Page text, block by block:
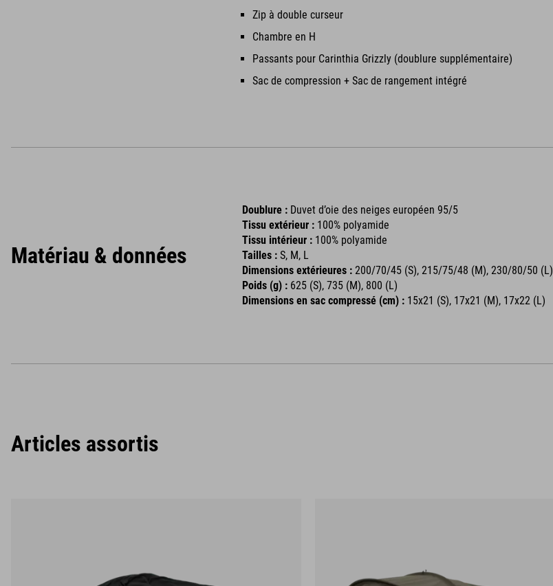
Zip à double curseur
Chambre en H
Passants pour Carinthia Grizzly (doublure supplémentaire)
Sac de compression + Sac de rangement intégré
Matériau & données
Doublure : Duvet d’oie des neiges européen 95/5
Tissu extérieur : 100% polyamide
Tissu intérieur : 100% polyamide
Tailles : S, M, L
Dimensions extérieures : 200/70/45 (S), 215/75/48 (M), 230/80/50 (L)
Poids (g) : 625 (S), 735 (M), 800 (L)
Dimensions en sac compressé (cm) : 15x21 (S), 17x21 (M), 17x22 (L)
Articles assortis